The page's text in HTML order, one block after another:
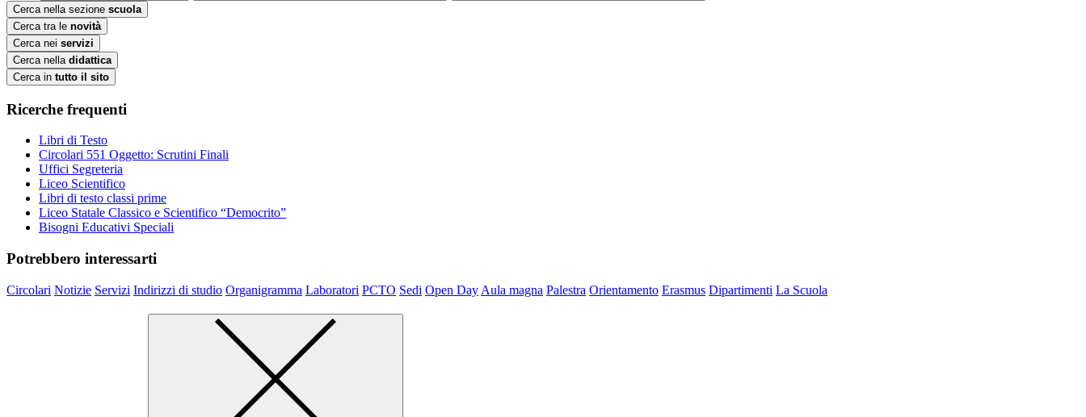
Cerca nella sezione scuola
Cerca tra le novità
Cerca nei servizi
Cerca nella didattica
Cerca in tutto il sito
Ricerche frequenti
Libri di Testo
Circolari 551 Oggetto: Scrutini Finali
Uffici Segreteria
Liceo Scientifico
Libri di testo classi prime
Liceo Statale Classico e Scientifico “Democrito”
Bisogni Educativi Speciali
Potrebbero interessarti
Circolari Notizie Servizi Indirizzi di studio Organigramma Laboratori PCTO Sedi Open Day Aula magna Palestra Orientamento Erasmus Dipartimenti La Scuola